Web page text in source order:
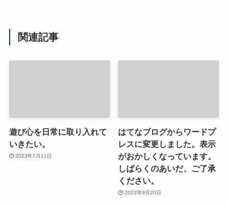
関連記事
遊び心を日常に取り入れて
いきたい。
2023年7月11日
はてなブログからワードプ
レスに変更しました。表示
がおかしくなっています。
しばらくのあいだ、ご了承
ください。
2022年9月20日